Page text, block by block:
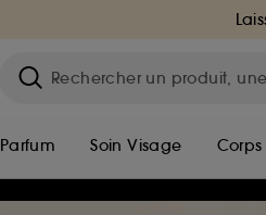
Parfum Soin Visage Corps